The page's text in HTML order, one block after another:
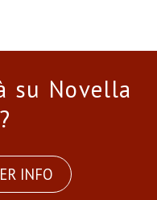
su Novella
INFO